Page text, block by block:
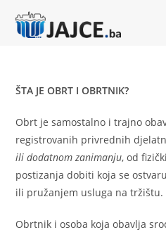
ŠTA JE OBRT I OBRTNIK?
Obrt je samostalno i trajno
registrovanih privrednih
ili dodatnom zanimanju, od
postizanja dobiti koja se
ili pružanjem usluga na tržištu.
Obrtnik i osoba koja obavlja